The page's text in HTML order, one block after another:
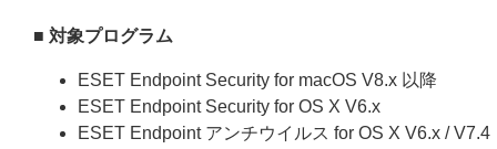
■ 対象プログラム
ESET Endpoint Security for macOS V8.x 以降
ESET Endpoint Security for OS X V6.x
ESET Endpoint アンチウイルス for OS X V6.x / V7.4